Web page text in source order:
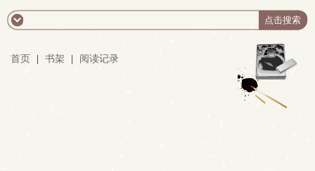
首页 书架 阅读记录